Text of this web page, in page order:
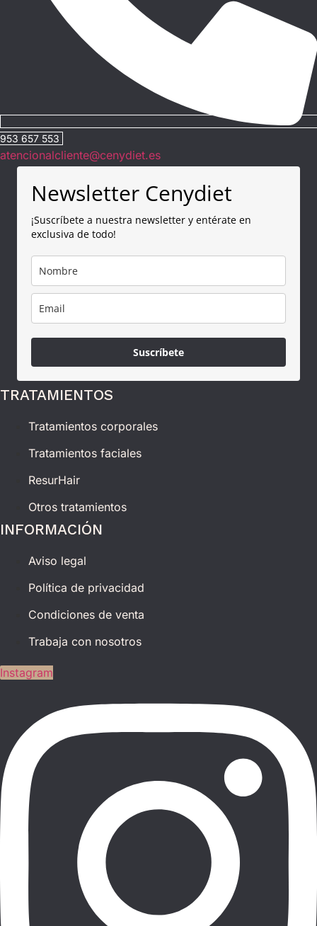
953 657 553
atencionalcliente@cenydiet.es
Newsletter Cenydiet
¡Suscríbete a nuestra newsletter y entérate en
exclusiva de todo!
Suscríbete
TRATAMIENTOS
Tratamientos corporales
Tratamientos faciales
ResurHair
Otros tratamientos
INFORMACIÓN
Aviso legal
Política de privacidad
Condiciones de venta
Trabaja con nosotros
Instagram